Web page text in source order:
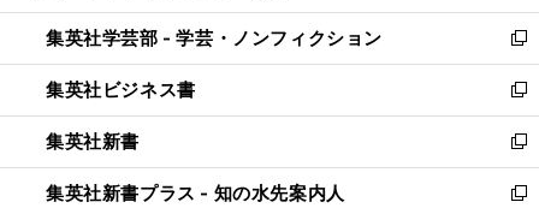
開
く
ウ
で
開
く
ン
ド
ウ
で
開
く
ウ
ィ
ン
ド
ウ
で
開
く
集英社学芸部 - 学芸・ノンフィクション
新
し
い
ウ
ィ
ン
ド
集英社ビジネス書
新
し
い
ウ
ィ
集英社新書
新
し
い
集英社新書プラス - 知の水先案内人
新